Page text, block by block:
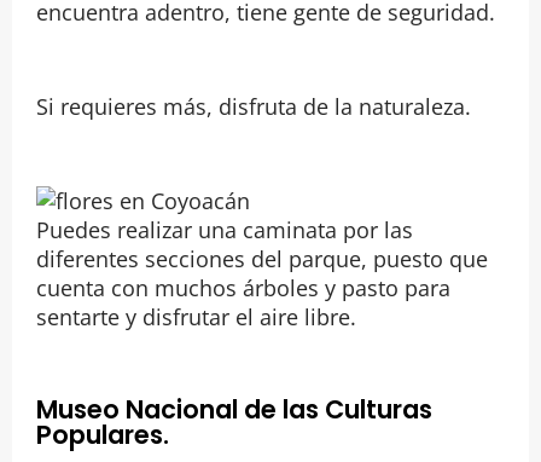
encuentra adentro, tiene gente de seguridad.
Si requieres más, disfruta de la naturaleza.
Puedes realizar una caminata por las
diferentes secciones del parque, puesto que
cuenta con muchos árboles y pasto para
sentarte y disfrutar el aire libre.
Museo Nacional de las Culturas
Populares.